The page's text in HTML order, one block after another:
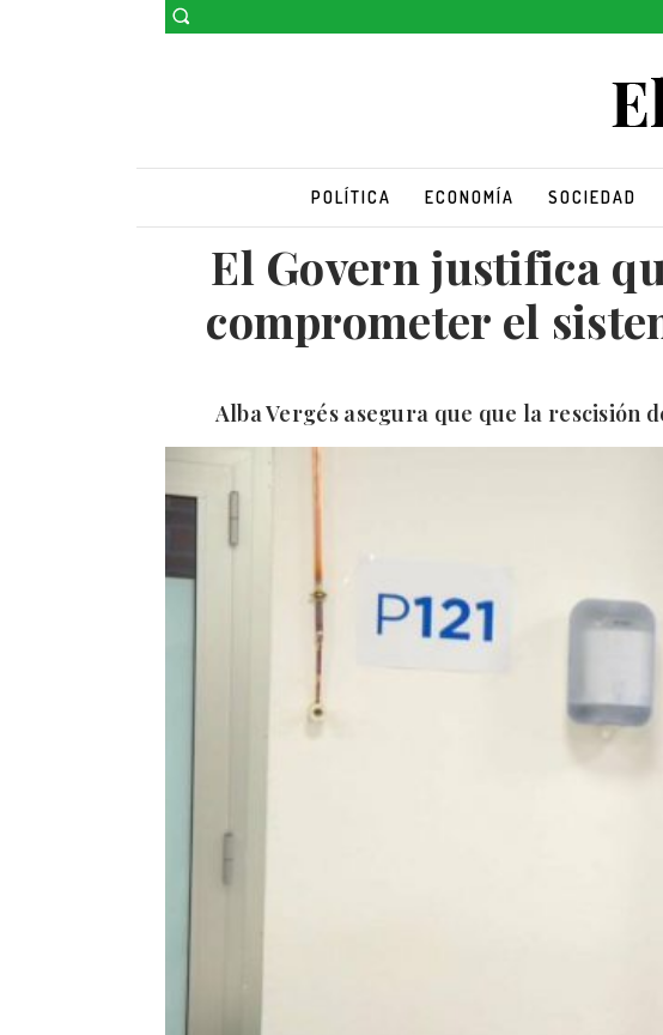
POLÍTICA ECONOMÍA SOCIEDAD
El Govern justifica
comprometer el
Alba Vergés asegura que que la